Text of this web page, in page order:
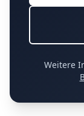
Weitere